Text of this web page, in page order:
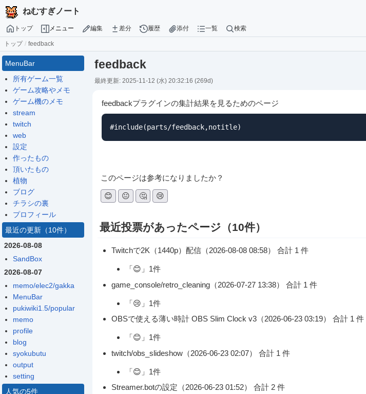
ねむすぎノート
トップ メニュー 編集 差分 履歴 添付 一覧 検索
トップ / feedback
feedback
最終更新: 2025-11-12 (水) 20:32:16 (269d)
feedbackプラグインの集計結果を見るためのページ
#include(parts/feedback,notitle)
このページは参考になりましたか？
😊 😐 🤔 😢
最近投票があったページ（10件）
Twitchで2K（1440p）配信（2026-08-08 08:58） 合計 1 件
「😊」1件
game_console/retro_cleaning（2026-07-27 13:38） 合計 1 件
「😢」1件
OBSで使える薄い時計 OBS Slim Clock v3（2026-06-23 03:19） 合計 1 件
「😊」1件
twitch/obs_slideshow（2026-06-23 02:07） 合計 1 件
「😊」1件
Streamer.botの設定（2026-06-23 01:52） 合計 2 件
MenuBar
所有ゲーム一覧
ゲーム攻略やメモ
ゲーム機のメモ
stream
twitch
web
設定
作ったもの
頂いたもの
植物
ブログ
チラシの裏
プロフィール
最近の更新（10件）
2026-08-08
SandBox
2026-08-07
memo/elec2/gakka
MenuBar
pukiwiki1.5/popular
memo
profile
blog
syokubutu
output
setting
人気の5件